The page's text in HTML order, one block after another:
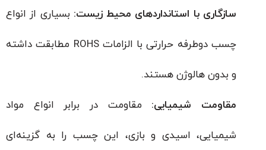
سازگاری با استانداردهای محیط زیست:بسیاری از انواع
چسب دوطرفه حرارتی با الزامات ROHS مطابقت داشته
و بدون هالوژن هستند.
مقاومت شیمیایی:مقاومت در برابر انواع مواد
شیمیایی، اسیدی و بازی، این چسب را به گزینه‌ای